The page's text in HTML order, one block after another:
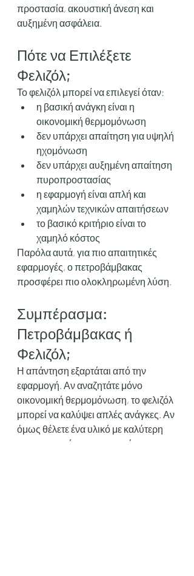
προστασία, ακουστική άνεση και
αυξημένη ασφάλεια.
Πότε να Επιλέξετε
Φελιζόλ;
Το φελιζόλ μπορεί να επιλεγεί όταν:
η βασική ανάγκη είναι η
οικονομική θερμομόνωση
δεν υπάρχει απαίτηση για υψηλή
ηχομόνωση
δεν υπάρχει αυξημένη απαίτηση
πυροπροστασίας
η εφαρμογή είναι απλή και
χαμηλών τεχνικών απαιτήσεων
το βασικό κριτήριο είναι το
χαμηλό κόστος
Παρόλα αυτά, για πιο απαιτητικές
εφαρμογές, ο πετροβάμβακας
προσφέρει πιο ολοκληρωμένη λύση.
Συμπέρασμα:
Πετροβάμβακας ή
Φελιζόλ;
Η απάντηση εξαρτάται από την
εφαρμογή. Αν αναζητάτε μόνο
οικονομική θερμομόνωση, το φελιζόλ
μπορεί να καλύψει απλές ανάγκες. Αν
όμως θέλετε ένα υλικό με καλύτερη
ηχομονωτική συμπεριφορά,